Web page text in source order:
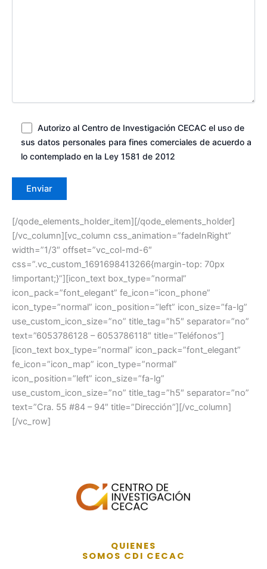
Autorizo al Centro de Investigación CECAC el uso de
sus datos personales para fines comerciales de acuerdo a
lo contemplado en la Ley 1581 de 2012
[/qode_elements_holder_item][/qode_elements_holder]
[/vc_column][vc_column css_animation=”fadeInRight”
width=”1/3″ offset=”vc_col-md-6″
css=”.vc_custom_1691698413266{margin-top: 70px
!important;}”][icon_text box_type=”normal”
icon_pack=”font_elegant” fe_icon=”icon_phone”
icon_type=”normal” icon_position=”left” icon_size=”fa-lg”
use_custom_icon_size=”no” title_tag=”h5″ separator=”no”
text=”6053786128 – 6053786118″ title=”Teléfonos”]
[icon_text box_type=”normal” icon_pack=”font_elegant”
fe_icon=”icon_map” icon_type=”normal”
icon_position=”left” icon_size=”fa-lg”
use_custom_icon_size=”no” title_tag=”h5″ separator=”no”
text=”Cra. 55 #84 – 94″ title=”Dirección”][/vc_column]
[/vc_row]
QUIENES
SOMOS CDI CECAC